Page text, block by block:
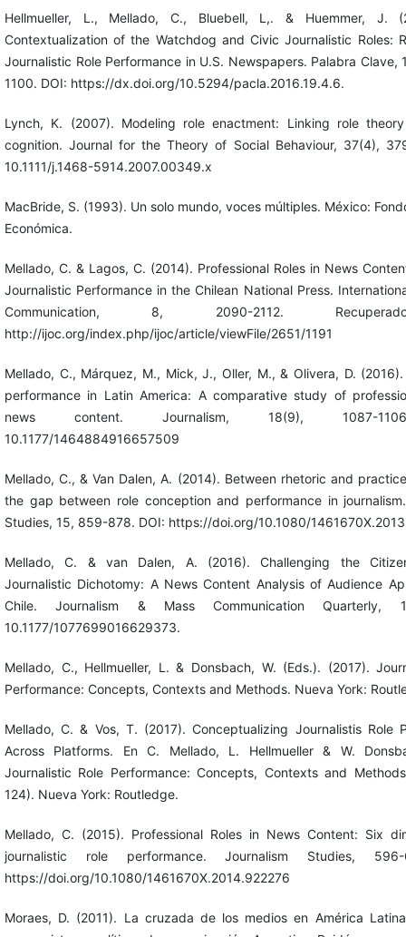
Hellmueller, L., Mellado, C., Bluebell, L,. & Huemmer, J.
Contextualization of the Watchdog and Civic Journalistic Roles:
Journalistic Role Performance in U.S. Newspapers. Palabra Clave,
1100. DOI: https://dx.doi.org/10.5294/pacla.2016.19.4.6.
Lynch, K. (2007). Modeling role enactment: Linking role
cognition. Journal for the Theory of Social Behaviour, 37(4),
10.1111/j.1468-5914.2007.00349.x
MacBride, S. (1993). Un solo mundo, voces múltiples. México:
Económica.
Mellado, C. & Lagos, C. (2014). Professional Roles in News
Journalistic Performance in the Chilean National Press.
Communication, 8, 2090-2112.
http://ijoc.org/index.php/ijoc/article/viewFile/2651/1191
Mellado, C., Márquez, M., Mick, J., Oller, M., & Olivera, D.
performance in Latin America: A comparative study of
news content. Journalism, 18(9), 1087-
10.1177/1464884916657509
Mellado, C., & Van Dalen, A. (2014). Between rhetoric and
the gap between role conception and performance in
Studies, 15, 859-878. DOI: https://doi.org/10.1080/
Mellado, C. & van Dalen, A. (2016). Challenging the
Journalistic Dichotomy: A News Content Analysis of Audience
Chile. Journalism & Mass Communication Quarterly,
10.1177/1077699016629373.
Mellado, C., Hellmueller, L. & Donsbach, W. (Eds.). (2017).
Performance: Concepts, Contexts and Methods. Nueva York:
Mellado, C. & Vos, T. (2017). Conceptualizing Journalistis Role
Across Platforms. En C. Mellado, L. Hellmueller & W.
Journalistic Role Performance: Concepts, Contexts and
124). Nueva York: Routledge.
Mellado, C. (2015). Professional Roles in News Content: Six
journalistic role performance. Journalism Studies,
https://doi.org/10.1080/1461670X.2014.922276
Moraes, D. (2011). La cruzada de los medios en América